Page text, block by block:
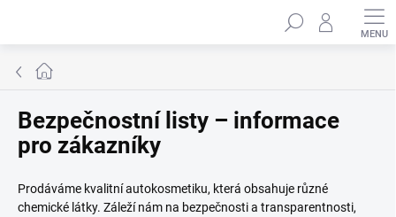
Hledat
Domů
Bezpečnostní listy – informace
pro zákazníky
Prodáváme kvalitní autokosmetiku, která obsahuje různé
chemické látky. Záleží nám na bezpečnosti a transparentnosti,